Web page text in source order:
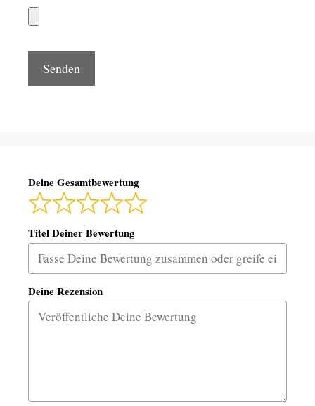
Deine Gesamtbewertung
Titel Deiner Bewertung
Deine Rezension